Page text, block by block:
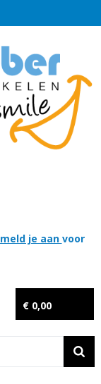
meld je aan voor
€ 0,00